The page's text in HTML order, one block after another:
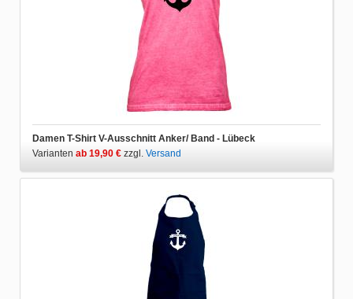
Damen T-Shirt V-Ausschnitt Anker/ Band - Lübeck
Varianten ab 19,90 € zzgl. Versand